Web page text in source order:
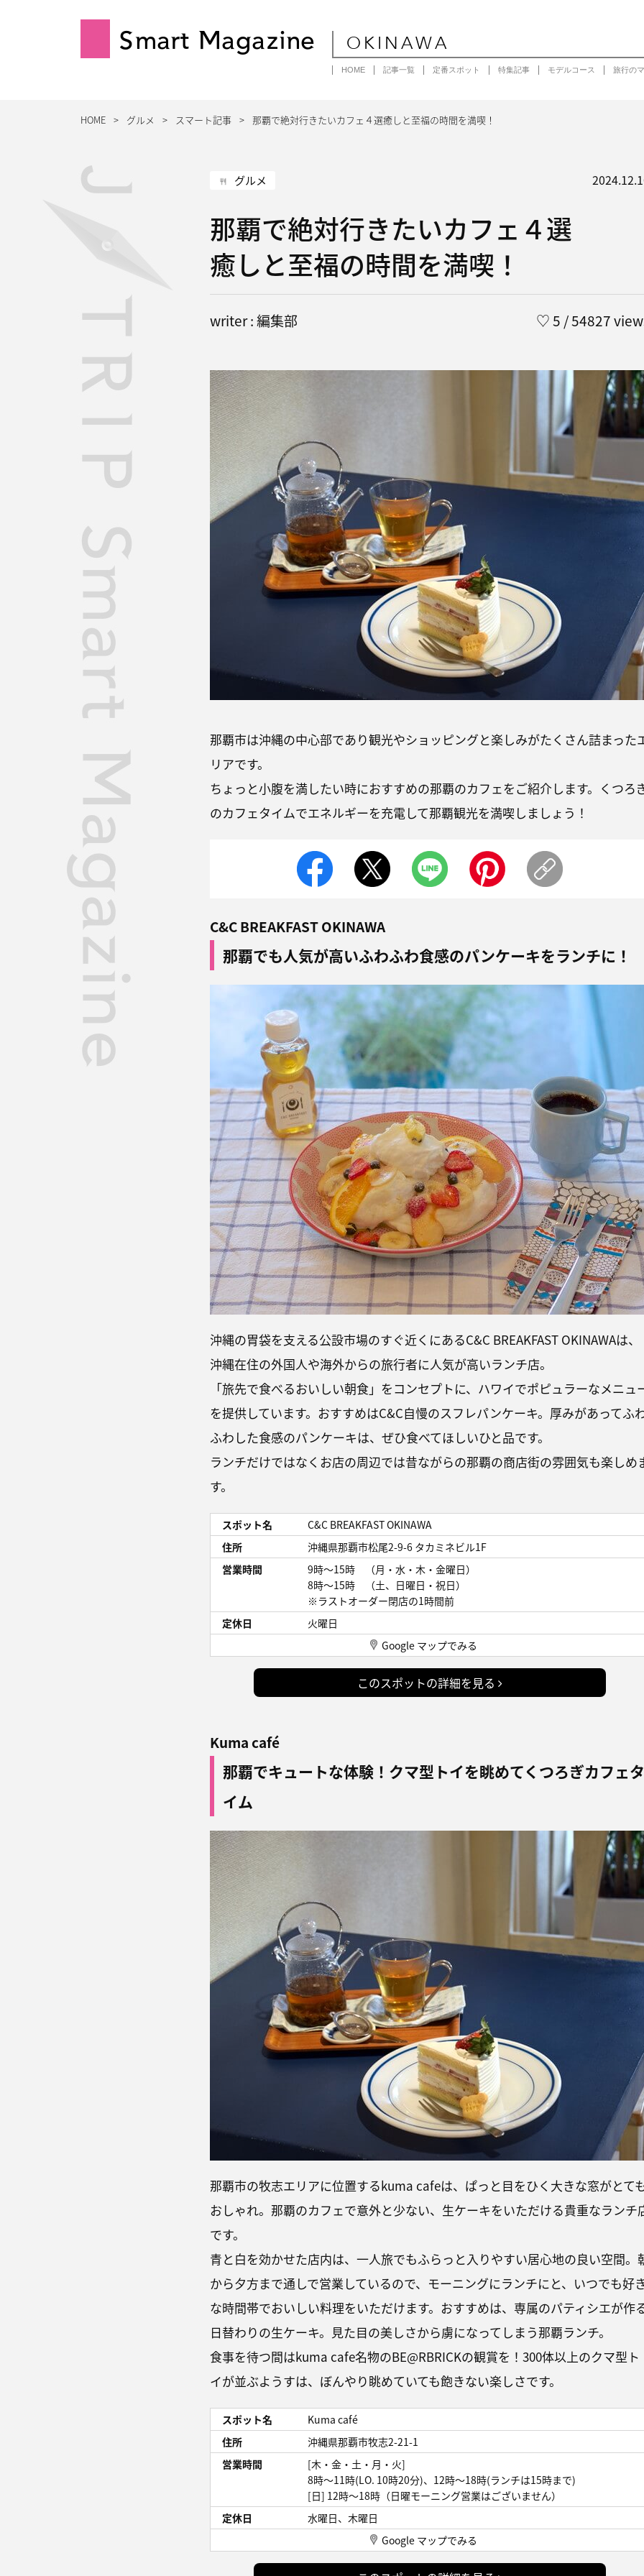
Smart Magazine OKINAWA
HOME 記事一覧 定番スポット 特集記事 モデルコース 旅行の
HOME グルメ スマート記事 那覇で絶対行きたいカフェ４選癒しと至福の時間を満喫！
グルメ
那覇で絶対行きたいカフェ４選
癒しと至福の時間を満喫！
writer : 編集部 ♡5 / 54827
那覇市は沖縄の中心部であり観光やショッピングと楽しみがたくさん詰まった
リアです。
ちょっと小腹を満したい時におすすめの那覇のカフェをご紹介します。くつろ
のカフェタイムでエネルギーを充電して那覇観光を満喫しましょう！
C&C BREAKFAST OKINAWA
那覇でも人気が高いふわふわ食感のパンケーキをランチに！
沖縄の胃袋を支える公設市場のすぐ近くにあるC&C BREAKFAST OKINAWAは、
沖縄在住の外国人や海外からの旅行者に人気が高いランチ店。
「旅先で食べるおいしい朝食」をコンセプトに、ハワイでポピュラーなメニュ
を提供しています。おすすめはC&C自慢のスフレパンケーキ。厚みがあってふ
ふわした食感のパンケーキは、ぜひ食べてほしいひと品です。
ランチだけではなくお店の周辺では昔ながらの那覇の商店街の雰囲気も楽しめ
す。
スポット名
C&C BREAKFAST OKINAWA
住所
沖縄県那覇市松尾2-9-6 タカミネビル1F
営業時間
9時～15時 （月・水・木・金曜日）
8時～15時 （土、日曜日・祝日）
※ラストオーダー閉店の1時間前
定休日
火曜日
Google マップでみる
このスポットの詳細を見る
Kuma café
那覇でキュートな体験！クマ型トイを眺めてくつろぎカフェタ
イム
那覇市の牧志エリアに位置するkuma cafeは、ぱっと目をひく大きな窓がとて
おしゃれ。那覇のカフェで意外と少ない、生ケーキをいただける貴重なランチ
です。
青と白を効かせた店内は、一人旅でもふらっと入りやすい居心地の良い空間。
から夕方まで通しで営業しているので、モーニングにランチにと、いつでも好
な時間帯でおいしい料理をいただけます。おすすめは、専属のパティシエが作
日替わりの生ケーキ。見た目の美しさから虜になってしまう那覇ランチ。
食事を待つ間はkuma cafe名物のBE@RBRICKの観賞を！300体以上のクマ型ト
イが並ぶようすは、ぼんやり眺めていても飽きない楽しさです。
スポット名
Kuma café
住所
沖縄県那覇市牧志2-21-1
営業時間
[木・金・土・月・火]
8時～11時(LO. 10時20分)、12時～18時(ランチは15時まで)
[日] 12時～18時（日曜モーニング営業はございません）
定休日
水曜日、木曜日
Google マップでみる